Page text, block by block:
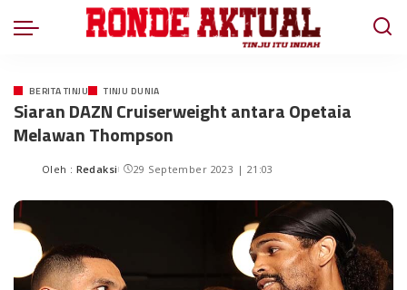
BERITA TINJU TINJU DUNIA
Siaran DAZN Cruiserweight antara Opetaia
Melawan Thompson
Oleh : Redaksi 29 September 2023 | 21:03